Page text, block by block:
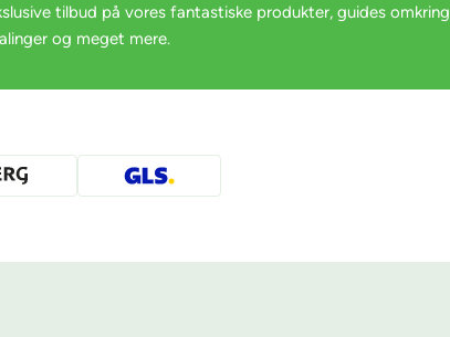
tilbud på vores fantastiske produkter, guides omkring
og meget mere.